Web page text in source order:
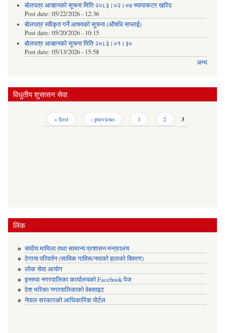
बोलपत्र आव्हानको सूचना मिति २०८३।०२।०७ च्यापाकटर खरिद
Post date: 05/22/2026 - 12:36
बोलपत्र स्वीकृत गर्ने आषयको सूचना (औषधि सप्लाई)
Post date: 05/20/2026 - 10:15
बोलपत्र आव्हानको सूचना मिति २०८३।०१।३०
Post date: 05/13/2026 - 15:58
अन्य
विधुतीय शुसासन सेवा
« first ‹ previous 1 2 3
लिंक
संघीय मामिला तथा सामान्य प्रशासन मन्त्रालय
ठेगाना परिवर्तन (साविक गाविस/नपाको हालको विवरण)
लोक सेवा आयोग
इनरुवा नगरपालिका कार्यालयको Facebook पेज
देश भरिका नगरपालिकाको वेबसाइट
नेपाल सरकारको आधिकारिक पोर्टल